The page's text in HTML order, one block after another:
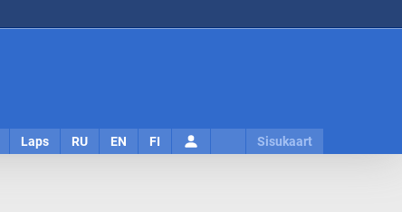
Laps RU EN FI Sisukaart